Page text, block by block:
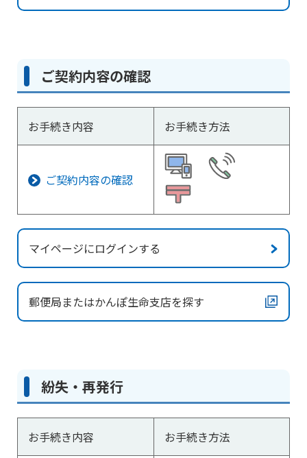
ご契約内容の確認
お手続き内容 お手続き方法
ご契約内容の確認
マイページにログインする
郵便局またはかんぽ生命支店を探す
紛失・再発行
お手続き内容 お手続き方法